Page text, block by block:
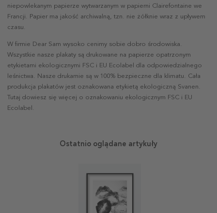
niepowlekanym papierze wytwarzanym w papierni Clairefontaine we
Francji. Papier ma jakość archiwalną, tzn. nie żółknie wraz z upływem
czasu.
W firmie Dear Sam wysoko cenimy sobie dobro środowiska.
Wszystkie nasze plakaty są drukowane na papierze opatrzonym
etykietami ekologicznymi FSC i EU Ecolabel dla odpowiedzialnego
leśnictwa. Nasze drukarnie są w 100% bezpieczne dla klimatu. Cała
produkcja plakatów jest oznakowana etykietą ekologiczną Svanen.
Tutaj dowiesz się więcej o oznakowaniu ekologicznym FSC i EU
Ecolabel.
Ostatnio oglądane artykuły